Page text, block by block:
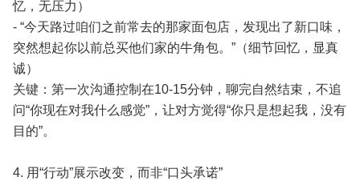
忆，无压力）
- “今天路过咱们之前常去的那家面包店，发现出了新口味，
突然想起你以前总买他们家的牛角包。”（细节回忆，显真
诚）
关键：第一次沟通控制在10-15分钟，聊完自然结束，不追
问“你现在对我什么感觉”，让对方觉得“你只是想起我，没有
目的”。
4. 用“行动”展示改变，而非“口头承诺”